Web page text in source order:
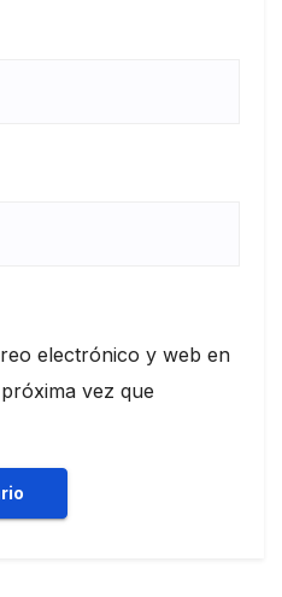
electrónico y web en
vez que